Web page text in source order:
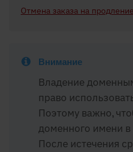
Отмена заказа на продление
Внимание
Владение
право
Поэтому важно,
доменного имени в
После истечения